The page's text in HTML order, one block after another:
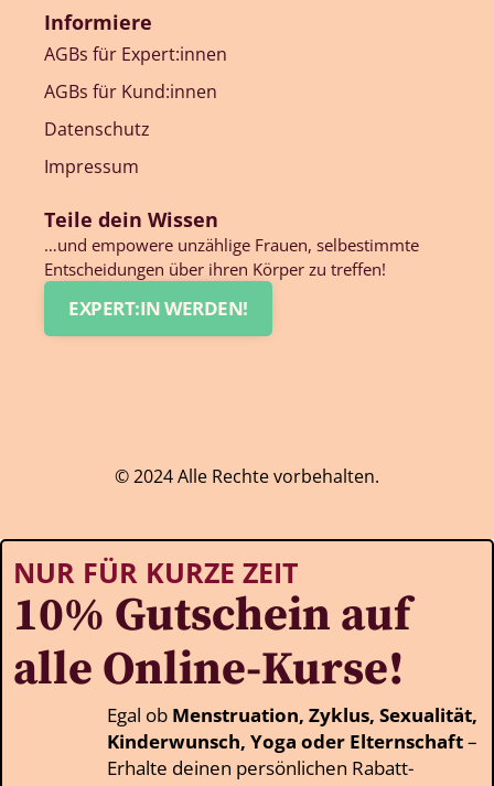
Informiere
AGBs für Expert:innen
AGBs für Kund:innen
Datenschutz
Impressum
Teile dein Wissen
…und empowere unzählige Frauen, selbestimmte
Entscheidungen über ihren Körper zu treffen!
EXPERT:IN WERDEN!
© 2024 Alle Rechte vorbehalten.
NUR FÜR KURZE ZEIT
10% Gutschein auf
alle Online-Kurse!
Egal ob Menstruation, Zyklus, Sexualität,
Kinderwunsch, Yoga oder Elternschaft–
Erhalte deinen persönlichen Rabatt-